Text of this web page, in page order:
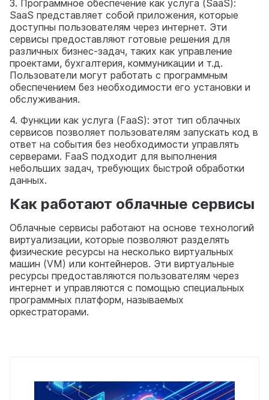
3. Программное обеспечение как услуга (SaaS):
SaaS представляет собой приложения, которые
доступны пользователям через интернет. Эти
сервисы предоставляют готовые решения для
различных бизнес-задач, таких как управление
проектами, бухгалтерия, коммуникации и т.д.
Пользователи могут работать с программным
обеспечением без необходимости его установки и
обслуживания.
4. Функции как услуга (FaaS): этот тип облачных
сервисов позволяет пользователям запускать код в
ответ на события без необходимости управлять
серверами. FaaS подходит для выполнения
небольших задач, требующих быстрой обработки
данных.
Как работают облачные сервисы
Облачные сервисы работают на основе технологий
виртуализации, которые позволяют разделять
физические ресурсы на несколько виртуальных
машин (VM) или контейнеров. Эти виртуальные
ресурсы предоставляются пользователям через
интернет и управляются с помощью специальных
программных платформ, называемых
оркестраторами.